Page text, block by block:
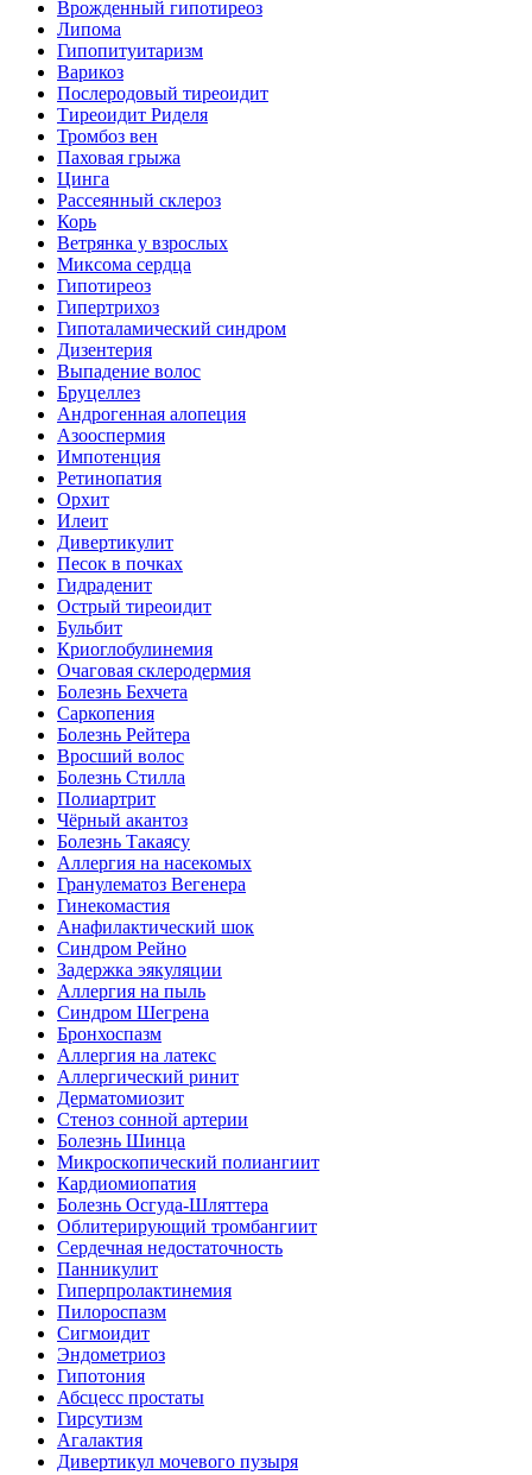
Врожденный гипотиреоз
Липома
Гипопитуитаризм
Варикоз
Послеродовый тиреоидит
Тиреоидит Риделя
Тромбоз вен
Паховая грыжа
Цинга
Рассеянный склероз
Корь
Ветрянка у взрослых
Миксома сердца
Гипотиреоз
Гипертрихоз
Гипоталамический синдром
Дизентерия
Выпадение волос
Бруцеллез
Андрогенная алопеция
Азооспермия
Импотенция
Ретинопатия
Орхит
Илеит
Дивертикулит
Песок в почках
Гидраденит
Острый тиреоидит
Бульбит
Криоглобулинемия
Очаговая склеродермия
Болезнь Бехчета
Саркопения
Болезнь Рейтера
Вросший волос
Болезнь Стилла
Полиартрит
Чёрный акантоз
Болезнь Такаясу
Аллергия на насекомых
Гранулематоз Вегенера
Гинекомастия
Анафилактический шок
Синдром Рейно
Задержка эякуляции
Аллергия на пыль
Синдром Шегрена
Бронхоспазм
Аллергия на латекс
Аллергический ринит
Дерматомиозит
Стеноз сонной артерии
Болезнь Шинца
Микроскопический полиангиит
Кардиомиопатия
Болезнь Осгуда-Шляттера
Облитерирующий тромбангиит
Сердечная недостаточность
Панникулит
Гиперпролактинемия
Пилороспазм
Сигмоидит
Эндометриоз
Гипотония
Абсцесс простаты
Гирсутизм
Агалактия
Дивертикул мочевого пузыря